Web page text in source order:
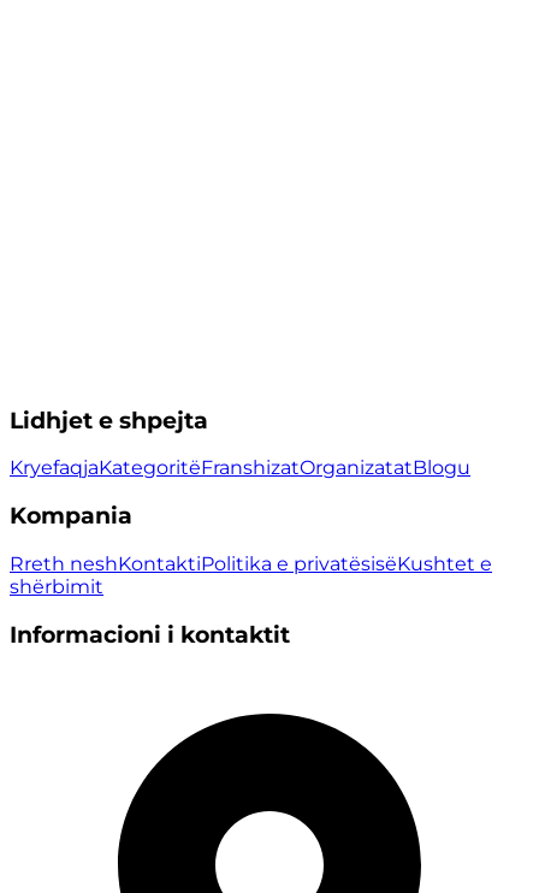
Lidhjet e shpejta
KryefaqjaKategoritëFranshizatOrganizatatBlogu
Kompania
Rreth neshKontaktiPolitika e privatësisëKushtet e
shërbimit
Informacioni i kontaktit